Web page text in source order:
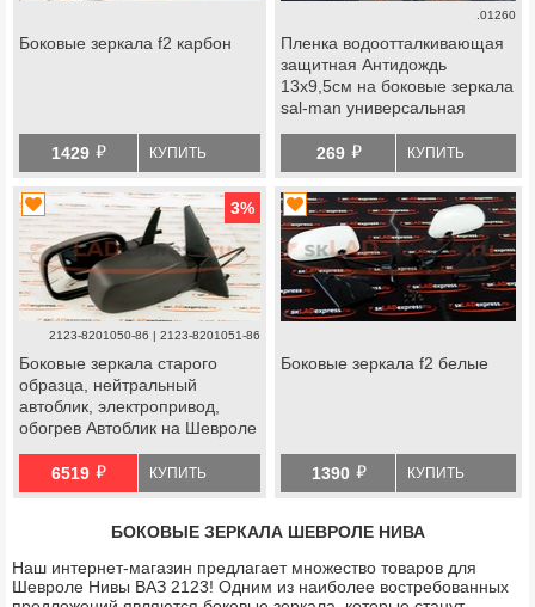
Боковые зеркала f2 карбон
1429 й КУПИТЬ
.01260
Пленка водоотталкивающая
защитная Антидождь
13х9,5см на боковые зеркала
sal-man универсальная
269 й КУПИТЬ
3%
2123-8201050-86 | 2123-8201051-86
Боковые зеркала старого
образца, нейтральный
автоблик, электропривод,
обогрев Автоблик на Шевроле
6519 й КУПИТЬ
Боковые зеркала f2 белые
1390 й КУПИТЬ
БОКОВЫЕ ЗЕРКАЛА ШЕВРОЛЕ НИВА
Наш интернет-магазин предлагает множество товаров для
Шевроле Нивы ВАЗ 2123! Одним из наиболее востребованных